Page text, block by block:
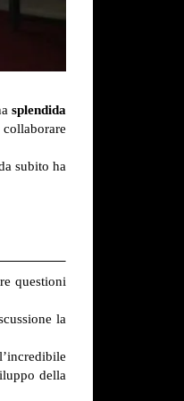
splendida
subito ha
questioni
la
della